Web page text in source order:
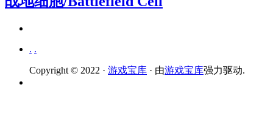
. .
Copyright © 2022 · 游戏宝库 · 由游戏宝库强力驱动.